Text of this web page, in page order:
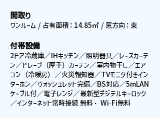
間取り
ワンルーム / 占有面積：14.85㎡ / 窓方向：東
付帯設備
2ドア冷蔵庫／IHキッチン／照明器具／レースカーテ
ン／ドレープ（厚手）カーテン／室内物干し／エア
コン（冷暖房）／火災報知器／TVモニタ付きイン
ターホン／ウォッシュレット完備／BS対応／5mLAN
ケーブル付／電子レンジ／最新型デジテルキーロック
／インターネット常時接続 無料・ Wi-Fi無料